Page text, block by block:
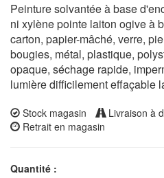
Peinture solvantée à base
ni xylène pointe laiton ogive à
carton, papier-mâché, verre,
bougies, métal, plastique,
opaque, séchage rapide,
lumière difficilement effaçable
Stock magasin
Livraison à
Retrait en magasin
Quantité :